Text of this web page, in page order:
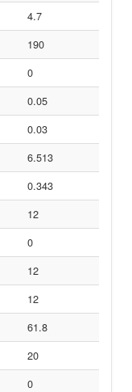
4.7
190
0
0.05
0.03
6.513
0.343
12
0
12
12
61.8
20
0